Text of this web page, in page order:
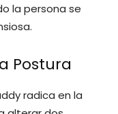
la persona se
Postura
radica en la